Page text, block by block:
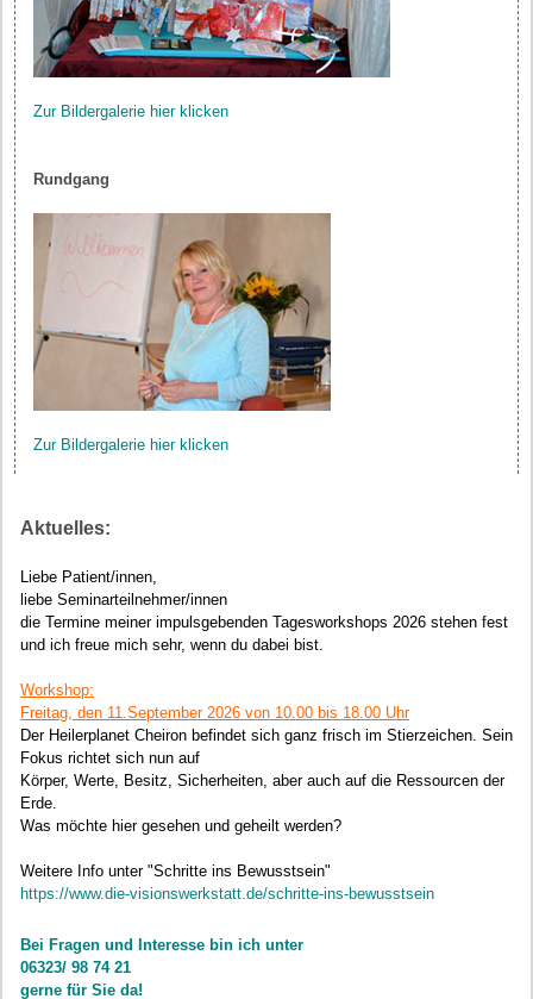
Zur Bildergalerie hier klicken
Rundgang
Zur Bildergalerie hier klicken
Aktuelles:
Liebe Patient/innen,
liebe Seminarteilnehmer/innen
die Termine meiner impulsgebenden Tagesworkshops 2026 stehen fest
und ich freue mich sehr, wenn du dabei bist.
Workshop:
Freitag, den 11.September 2026 von 10.00 bis 18.00 Uhr
Der Heilerplanet Cheiron befindet sich ganz frisch im Stierzeichen. Sein
Fokus richtet sich nun auf
Körper, Werte, Besitz, Sicherheiten, aber auch auf die Ressourcen der
Erde.
Was möchte hier gesehen und geheilt werden?
Weitere Info unter "Schritte ins Bewusstsein"
https://www.die-visionswerkstatt.de/schritte-ins-bewusstsein
Bei Fragen und Interesse bin ich unter
06323/ 98 74 21
gerne für Sie da!